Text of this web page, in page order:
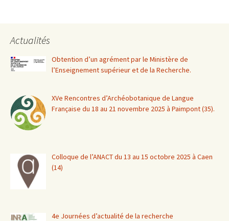
Actualités
Obtention d’un agrément par le Ministère de
l’Enseignement supérieur et de la Recherche.
XVe Rencontres d’Archéobotanique de Langue
Française du 18 au 21 novembre 2025 à Paimpont (35).
Colloque de l’ANACT du 13 au 15 octobre 2025 à Caen
(14)
4e Journées d’actualité de la recherche